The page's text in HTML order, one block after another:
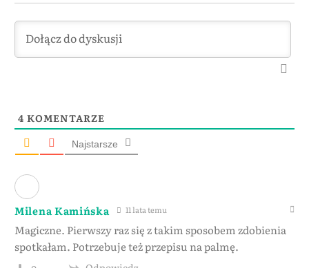
4 KOMENTARZE
Najstarsze
Milena Kamińska 11 lata temu
Magiczne. Pierwszy raz się z takim sposobem zdobienia
spotkałam. Potrzebuje też przepisu na palmę.